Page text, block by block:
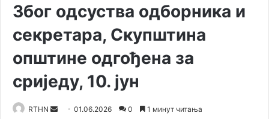
Због одсуства одборника и
секретара, Скупштина
општине одгођена за
сриједу, 10. јун
RTHN 01.06.2026 0 1 минут читања